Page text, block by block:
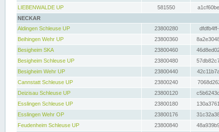
LIEBENWALDE UP
581550
NECKAR
Aldingen Schleuse UP
23800280
Beihingen Wehr UP
23800360
Besigheim SKA
23800460
Besigheim Schleuse UP
23800480
Besigheim Wehr UP
23800440
Cannstatt Schleuse UP
23800240
Deizisau Schleuse UP
23800120
Esslingen Schleuse UP
23800180
Esslingen Wehr OP
23800176
Feudenheim Schleuse UP
23800840